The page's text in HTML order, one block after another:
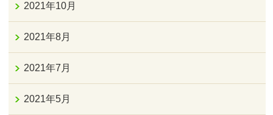
2021年10月
2021年8月
2021年7月
2021年5月